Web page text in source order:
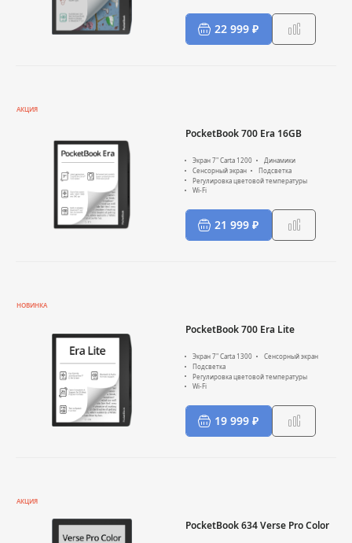
22 999 ₽
АКЦИЯ
PocketBook 700 Era 16GB
Экран 7" Carta 1200
Динамики
Сенсорный экран
Подсветка
Регулировка цветовой температуры
Wi-Fi
21 999 ₽
НОВИНКА
PocketBook 700 Era Lite
Экран 7" Carta 1300
Сенсорный экран
Подсветка
Регулировка цветовой температуры
Wi-Fi
19 999 ₽
АКЦИЯ
PocketBook 634 Verse Pro Color